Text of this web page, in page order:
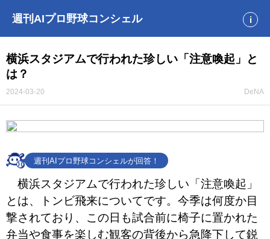
週刊AIプロ野球コンシェル i
横浜スタジアムで行われた珍しい「注意喚起」と
は？
2024-03-20 DeNA
週刊AIプロ野球コンシェルが回答！
横浜スタジアムで行われた珍しい「注意喚起」
とは、トンビ飛来についてです。今季は何度か目
撃されており、この日も試合前に椅子に置かれた
弁当や食事を楽しむ観客の背後から急降下して鋭